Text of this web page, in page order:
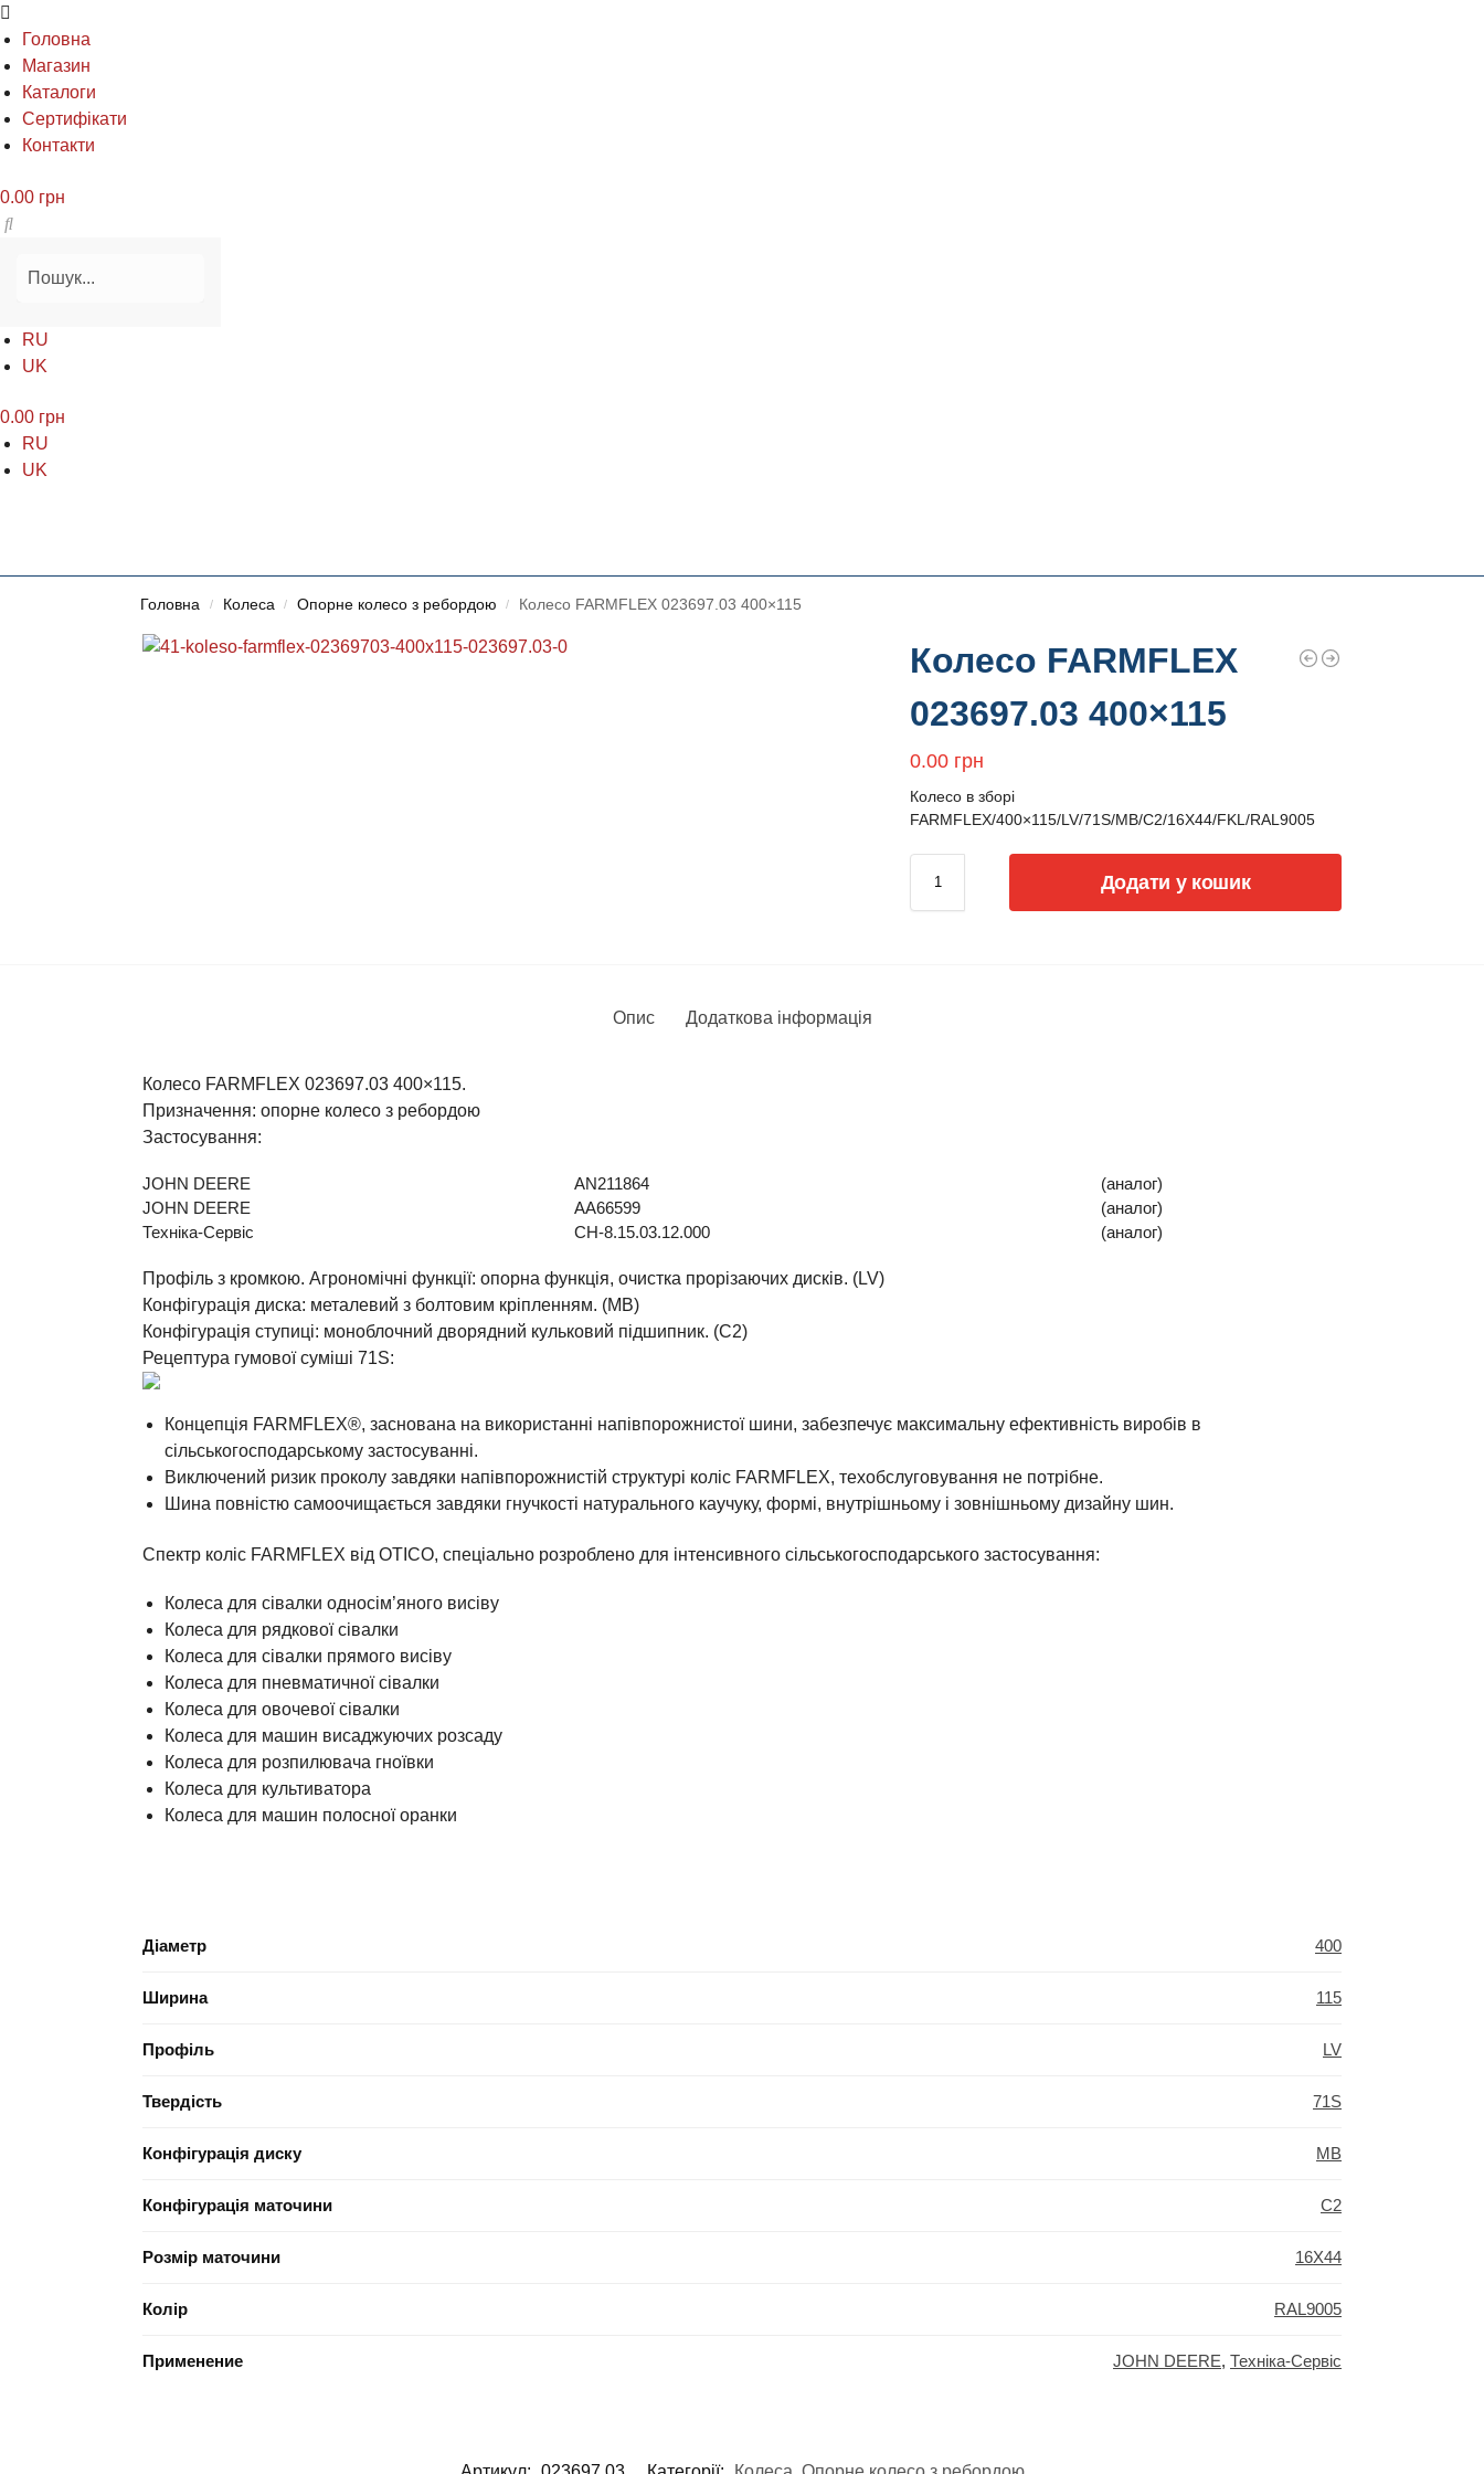
Головна
Магазин
Каталоги
Сертифікати
Контакти
0.00 грн
RU
UK
0.00 грн
RU
UK
Головна / Колеса / Опорне колесо з ребордою / Колесо FARMFLEX 023697.03 400×115
Колесо FARMFLEX
023697.03 400×115
0.00 грн
Колесо в зборі
FARMFLEX/400×115/LV/71S/MB/C2/16X44/FKL/RAL9005
Додати у кошик
Опис Додаткова інформація
Колесо FARMFLEX 023697.03 400×115.
Призначення: опорне колесо з ребордою
Застосування:
JOHN DEERE AN211864
(аналог)
JOHN DEERE
AA66599
(аналог)
Техніка-Сервіс
СН-8.15.03.12.000 (аналог)
Профіль з кромкою. Агрономічні функції: опорна функція, очистка прорізаючих дисків. (LV)
Конфігурація диска: металевий з болтовим кріпленням. (MB)
Конфігурація ступиці: моноблочний дворядний кульковий підшипник. (C2)
Рецептура гумової суміші 71S:
Концепція FARMFLEX®, заснована на використанні напівпорожнистої шини, забезпечує максимальну ефективність виробів в
сільськогосподарському застосуванні.
Виключений ризик проколу завдяки напівпорожнистій структурі коліс FARMFLEX, техобслуговування не потрібне.
Шина повністю самоочищається завдяки гнучкості натурального каучуку, формі, внутрішньому і зовнішньому дизайну шин.
Спектр коліс FARMFLEX від OTICO, спеціально розроблено для інтенсивного сільськогосподарського застосування:
Колеса для сівалки односім’яного висіву
Колеса для рядкової сівалки
Колеса для сівалки прямого висіву
Колеса для пневматичної сівалки
Колеса для овочевої сівалки
Колеса для машин висаджуючих розсаду
Колеса для розпилювача гноївки
Колеса для культиватора
Колеса для машин полосної оранки
Діаметр 400
Ширина 115
Профіль LV
Твердість 71S
Конфігурація диску MB
Конфігурація маточини C2
Розмір маточини 16X44
Колір RAL9005
Применение JOHN DEERE, Техніка-Сервіс